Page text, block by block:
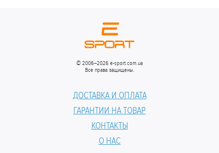
© 2006–2026 e-sport.com.ua
Все права защищены.
ДОСТАВКА И ОПЛАТА
ГАРАНТИИ НА ТОВАР
КОНТАКТЫ
О НАС